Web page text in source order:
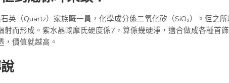
英（Quartz）家族嘅一員，化學成分係二氧化矽（SiO₂）。佢之
而形成。紫水晶嘅摩氏硬度係7，算係幾硬淨，適合做成各種首
價值就越高。